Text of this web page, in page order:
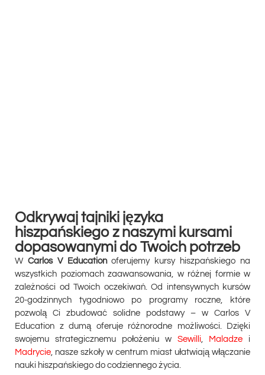
Odkrywaj tajniki języka
hiszpańskiego z naszymi kursami
dopasowanymi do Twoich potrzeb
W Carlos V Educationoferujemy kursy hiszpańskiego na
wszystkich poziomach zaawansowania, w różnej formie w
zależności od Twoich oczekiwań. Od intensywnych kursów
20-godzinnych tygodniowo po programy roczne, które
pozwolą Ci zbudować solidne podstawy – w Carlos V
Education z dumą oferuje różnorodne możliwości. Dzięki
swojemu strategicznemu położeniu w Sewilli, Maladze i
Madrycie, nasze szkoły w centrum miast ułatwiają włączanie
nauki hiszpańskiego do codziennego życia.